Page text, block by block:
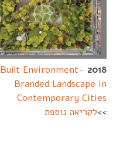
2018
Built Environment-
Branded Landscape in
Contemporary Cities
>>לקריאה נוספת